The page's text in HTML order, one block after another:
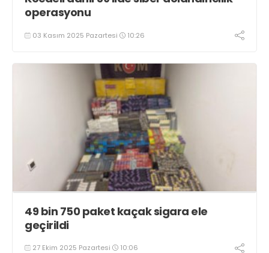
operasyonu
03 Kasım 2025 Pazartesi 10:26
49 bin 750 paket kaçak sigara ele
geçirildi
27 Ekim 2025 Pazartesi 10:06